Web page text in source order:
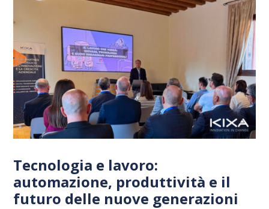
Tecnologia e lavoro:
automazione, produttività e il
futuro delle nuove generazioni